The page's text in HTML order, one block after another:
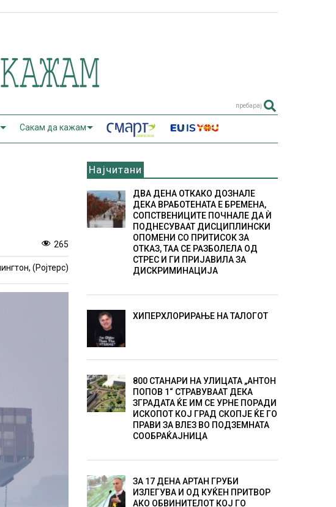
пребарај
Сакам да кажам
265
(Ројтерс)
Најчитани
ДВА ДЕНА ОТКАКО ДОЗНАЛЕ
ДЕКА ВРАБОТЕНАТА Е БРЕМЕНА,
СОПСТВЕНИЦИТЕ ПОЧНАЛЕ ДА Ѝ
ПОДНЕСУВААТ ДИСЦИПЛИНСКИ
ОПОМЕНИ СО ПРИТИСОК ЗА
ОТКАЗ, ТАА СЕ РАЗБОЛЕЛА ОД
СТРЕС И ГИ ПРИЈАВИЛА ЗА
ДИСКРИМИНАЦИЈА
ХИПЕРХЛОРИРАЊЕ НА ТАЛОГОТ
800 СТАНАРИ НА УЛИЦАТА „АНТОН
ПОПОВ 1“ СТРАВУВААТ ДЕКА
ЗГРАДАТА ЌЕ ИМ СЕ УРНЕ ПОРАДИ
ИСКОПОТ КОЈ ГРАД СКОПЈЕ ЌЕ ГО
ПРАВИ ЗА ВЛЕЗ ВО ПОДЗЕМНАТА
СООБРАЌАЈНИЦА
ЗА 17 ДЕНА АРТАН ГРУБИ
ИЗЛЕГУВА И ОД КУЌЕН ПРИТВОР
АКО ОБВИНИТЕЛОТ КОЈ ГО